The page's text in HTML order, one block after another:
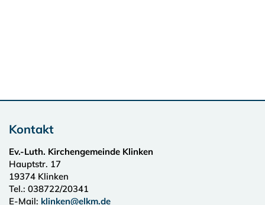
Kontakt
Ev.-Luth. Kirchengemeinde Klinken
Hauptstr. 17
19374 Klinken
Tel.: 038722/20341
E-Mail: klinken@elkm.de